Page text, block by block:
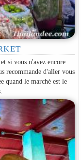
si vous n'avez encore
recommande d'aller vous
quand le marché est le